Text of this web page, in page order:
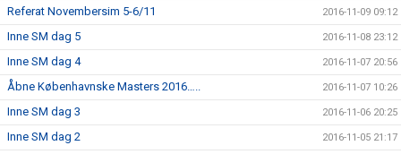
Referat Novembersim 5-6/11 2016-11-09 09:12
Inne SM dag 5 2016-11-08 23:12
Inne SM dag 4 2016-11-07 20:56
Åbne Københavnske Masters 2016….. 2016-11-07 10:26
Inne SM dag 3 2016-11-06 20:25
Inne SM dag 2 2016-11-05 21:17